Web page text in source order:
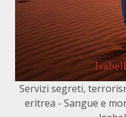
Servizi segreti,
eritrea - Sangue e